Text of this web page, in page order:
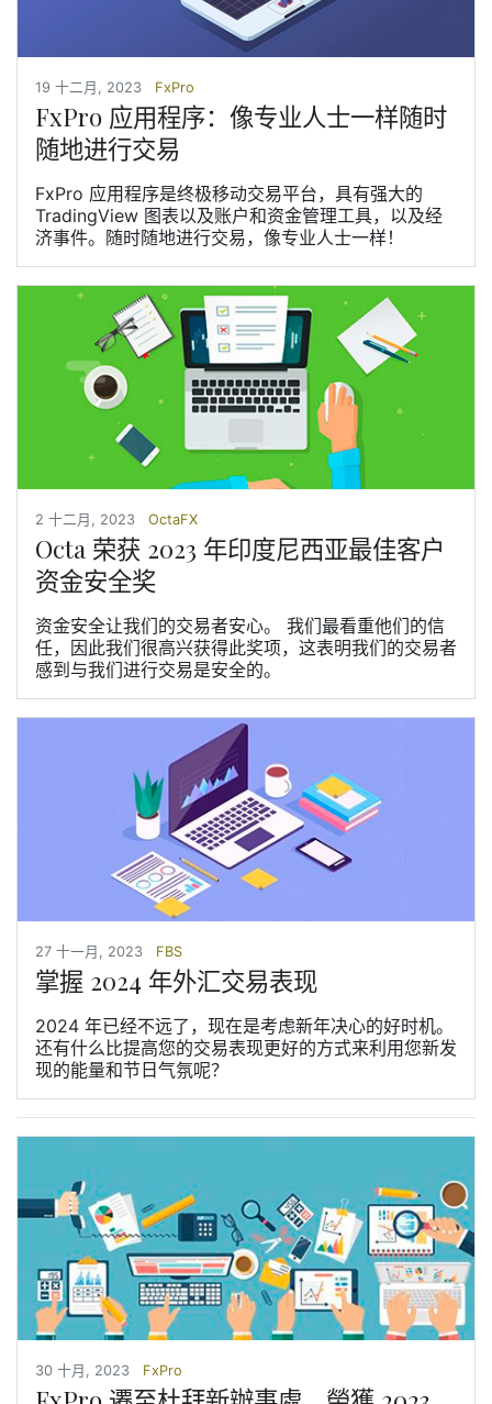
19 十二月, 2023 FxPro
FxPro 应用程序：像专业人士一样随时
随地进行交易
FxPro 应用程序是终极移动交易平台，具有强大的
TradingView 图表以及账户和资金管理工具，以及经
济事件。随时随地进行交易，像专业人士一样！
2 十二月, 2023 OctaFX
Octa 荣获 2023 年印度尼西亚最佳客户
资金安全奖
资金安全让我们的交易者安心。 我们最看重他们的信
任，因此我们很高兴获得此奖项，这表明我们的交易者
感到与我们进行交易是安全的。
27 十一月, 2023 FBS
掌握 2024 年外汇交易表现
2024 年已经不远了，现在是考虑新年决心的好时机。
还有什么比提高您的交易表现更好的方式来利用您新发
现的能量和节日气氛呢？
30 十月, 2023 FxPro